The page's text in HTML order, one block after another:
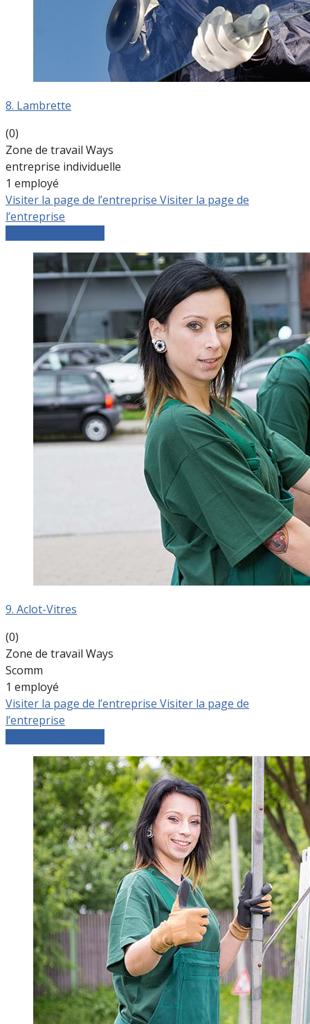
8. Lambrette
(0)
Zone de travail Ways
entreprise individuelle
1 employé
Visiter la page de l’entreprise Visiter la page de
l’entreprise
9. Aclot-Vitres
(0)
Zone de travail Ways
Scomm
1 employé
Visiter la page de l’entreprise Visiter la page de
l’entreprise